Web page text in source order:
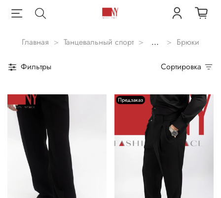
Главная Танцевальный спорт ... Брюки
Фильтры Сортировка
Предзаказ